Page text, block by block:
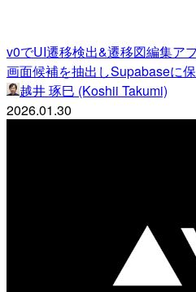
v0でUI遷移検出&遷移図編集ア
画面候補を抽出しSupabaseに
越井 琢巳 (Koshii Takumi)
2026.01.30